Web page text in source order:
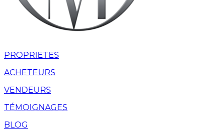
PROPRIETES
ACHETEURS
VENDEURS
TÉMOIGNAGES
BLOG